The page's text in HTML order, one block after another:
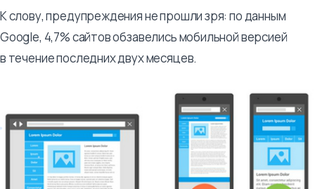
К слову, предупреждения не прошли зря: по данным
Google, 4,7% сайтов обзавелись мобильной версией
в течение последних двух месяцев.